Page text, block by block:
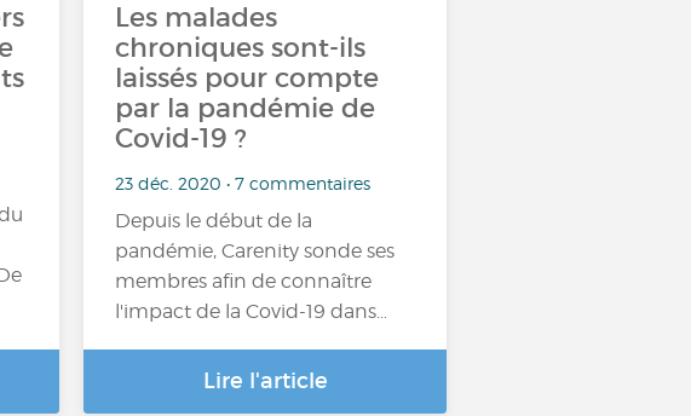
Les malades
chroniques sont-ils
laissés pour compte
par la pandémie de
Covid-19 ?
23 déc. 2020 • 7 commentaires
Depuis le début de la
pandémie, Carenity sonde ses
membres afin de connaître
l'impact de la Covid-19 dans…
Lire l'article